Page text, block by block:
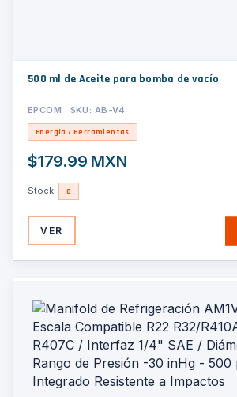
500 ml de Aceite para bomba de vacío
EPCOM · SKU: AB-V4
Energía / Herramientas
$179.99 MXN
Stock: 0
VER